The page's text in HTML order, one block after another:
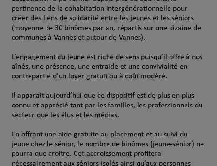
pertinence de la cohabitation intergénérationnelle pour
créer des liens de solidarité entre les jeunes et les séniors
(moyenne de 30 binômes par an, répartis sur une dizaine de
communes à Vannes et autour de Vannes).
L’engagement du jeune est riche de sens puisqu’il offre à nos
aînés, une présence, une entraide et une convivialité en
contrepartie d’un loyer gratuit ou à coût modéré.
Il apparait aujourd’hui que ce dispositif est de plus en plus
connu et apprécié tant par les familles, les professionnels du
secteur que les élus et les médias.
En offrant une aide gratuite au placement et au suivi du
jeune chez le sénior, le nombre de binômes (jeune-sénior) ne
pourra que croitre. Cet accroissement profitera
nécessairement aux séniors isolés ainsi qu’aux personnes